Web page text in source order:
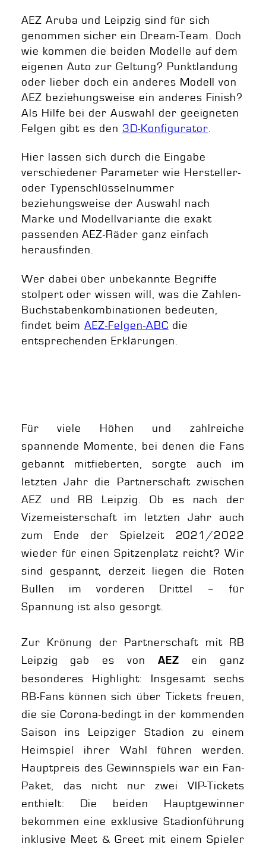
AEZ Aruba und Leipzig sind für sich
genommen sicher ein Dream-Team. Doch
wie kommen die beiden Modelle auf dem
eigenen Auto zur Geltung? Punktlandung
oder lieber doch ein anderes Modell von
AEZ beziehungsweise ein anderes Finish?
Als Hilfe bei der Auswahl der geeigneten
Felgen gibt es den 3D-Konfigurator.
Hier lassen sich durch die Eingabe
verschiedener Parameter wie Hersteller-
oder Typenschlüsselnummer
beziehungsweise der Auswahl nach
Marke und Modellvariante die exakt
passenden AEZ-Räder ganz einfach
herausfinden.
Wer dabei über unbekannte Begriffe
stolpert oder wissen will, was die Zahlen-
Buchstabenkombinationen bedeuten,
findet beimAEZ-Felgen-ABC die
entsprechenden Erklärungen.
Für viele Höhen und zahlreiche
spannende Momente, bei denen die Fans
gebannt mitfieberten, sorgte auch im
letzten Jahr die Partnerschaft zwischen
AEZ und RB Leipzig. Ob es nach der
Vizemeisterschaft im letzten Jahr auch
zum Ende der Spielzeit 2021/2022
wieder für einen Spitzenplatz reicht? Wir
sind gespannt, derzeit liegen die Roten
Bullen im vorderen Drittel – für
Spannung ist also gesorgt.
Zur Krönung der Partnerschaft mit RB
Leipzig gab es von AEZ ein ganz
besonderes Highlight: Insgesamt sechs
RB-Fans können sich über Tickets freuen,
die sie Corona-bedingt in der kommenden
Saison ins Leipziger Stadion zu einem
Heimspiel ihrer Wahl führen werden.
Hauptpreis des Gewinnspiels war ein Fan-
Paket, das nicht nur zwei VIP-Tickets
enthielt: Die beiden Hauptgewinner
bekommen eine exklusive Stadionführung
inklusive Meet & Greet mit einem Spieler